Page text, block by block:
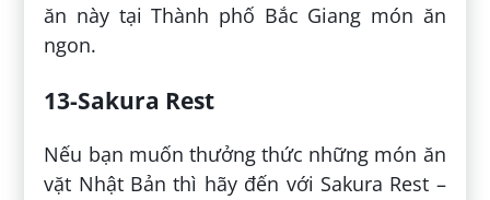
ăn này tại Thành phố Bắc Giang món ăn
ngon.
13-Sakura Rest
Nếu bạn muốn thưởng thức những món ăn
vặt Nhật Bản thì hãy đến với Sakura Rest –